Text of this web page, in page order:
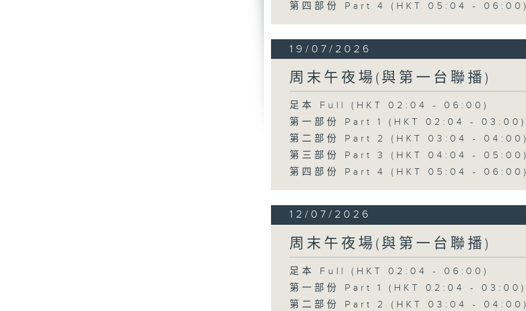
第四部份 Part 4 (HKT 05:04 - 06:00)
19/07/2026
周末午夜場(與第一台聯播)
足本 Full (HKT 02:04 - 06:00)
第一部份 Part 1 (HKT 02:04 - 03:00)
第二部份 Part 2 (HKT 03:04 - 04:00)
第三部份 Part 3 (HKT 04:04 - 05:00)
第四部份 Part 4 (HKT 05:04 - 06:00)
12/07/2026
周末午夜場(與第一台聯播)
足本 Full (HKT 02:04 - 06:00)
第一部份 Part 1 (HKT 02:04 - 03:00)
第二部份 Part 2 (HKT 03:04 - 04:00)